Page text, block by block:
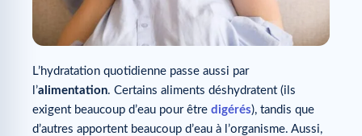
L’hydratation quotidienne passe aussi par
l’alimentation. Certains aliments déshydratent (ils
exigent beaucoup d’eau pour être digérés), tandis que
d’autres apportent beaucoup d’eau à l’organisme. Aussi,